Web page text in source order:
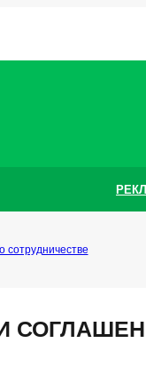
сотрудничестве